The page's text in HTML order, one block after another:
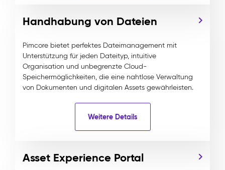
Handhabung von Dateien
Pimcore bietet perfektes Dateimanagement mit
Unterstützung für jeden Dateityp, intuitive
Organisation und unbegrenzte Cloud-
Speichermöglichkeiten, die eine nahtlose Verwaltung
von Dokumenten und digitalen Assets gewährleisten.
Weitere Details
Asset Experience Portal